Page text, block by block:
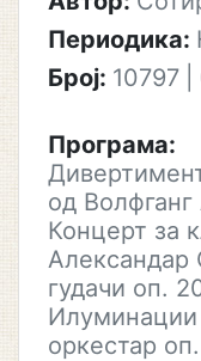
Периодика:
Број: 10797
Програма:
од
Концерт за
Александар
гудачи оп.
Илуминации
оркестар